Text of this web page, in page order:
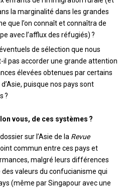
la marginalité dans les grandes
que l’on connaît et connaîtra de
avec l’afflux des réfugiés) ?
de sélection que nous
il pas accorder une grande attention
élevées obtenues par certains
puisque nos pays sont
?
vous, de ces systèmes ?
sur l’Asie de la Revue
commun entre ces pays et
malgré leurs différences
valeurs du confucianisme qui
(même par Singapour avec une